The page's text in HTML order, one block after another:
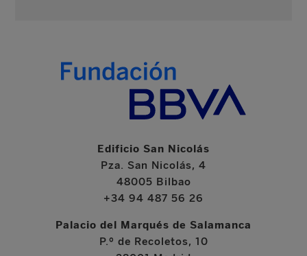
Edificio San Nicolás
Pza. San Nicolás, 4
48005 Bilbao
+34 94 487 56 26
Palacio del Marqués de Salamanca
P.º de Recoletos, 10